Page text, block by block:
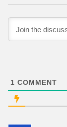
1 COMMENT